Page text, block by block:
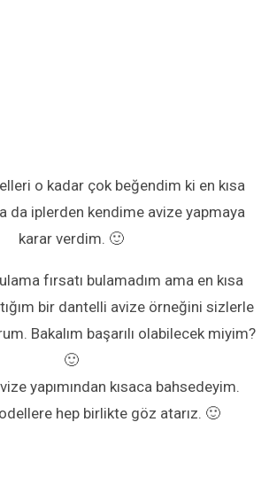
o kadar çok beğendim ki en kısa
da iplerden kendime avize yapmaya
karar verdim. 🙂
fırsatı bulamadım ama en kısa
bir dantelli avize örneğini sizlerle
Bakalım başarılı olabilecek miyim?
🙂
yapımından kısaca bahsedeyim.
hep birlikte göz atarız. 🙂